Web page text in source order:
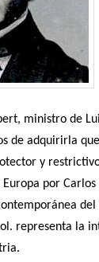
ministro de
de adquirirla
y
por Carlos
representa la